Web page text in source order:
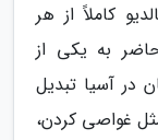
کاملاً از هر
به یکی از
در آسیا تبدیل
غواصی کردن،